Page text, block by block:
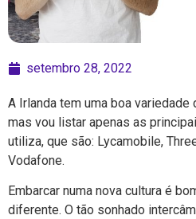
setembro 28, 2022
A Irlanda tem uma boa variedade
mas vou listar apenas as
utiliza, que são: Lycamobile,
Vodafone.
Embarcar numa nova cultura é
diferente. O tão sonhado